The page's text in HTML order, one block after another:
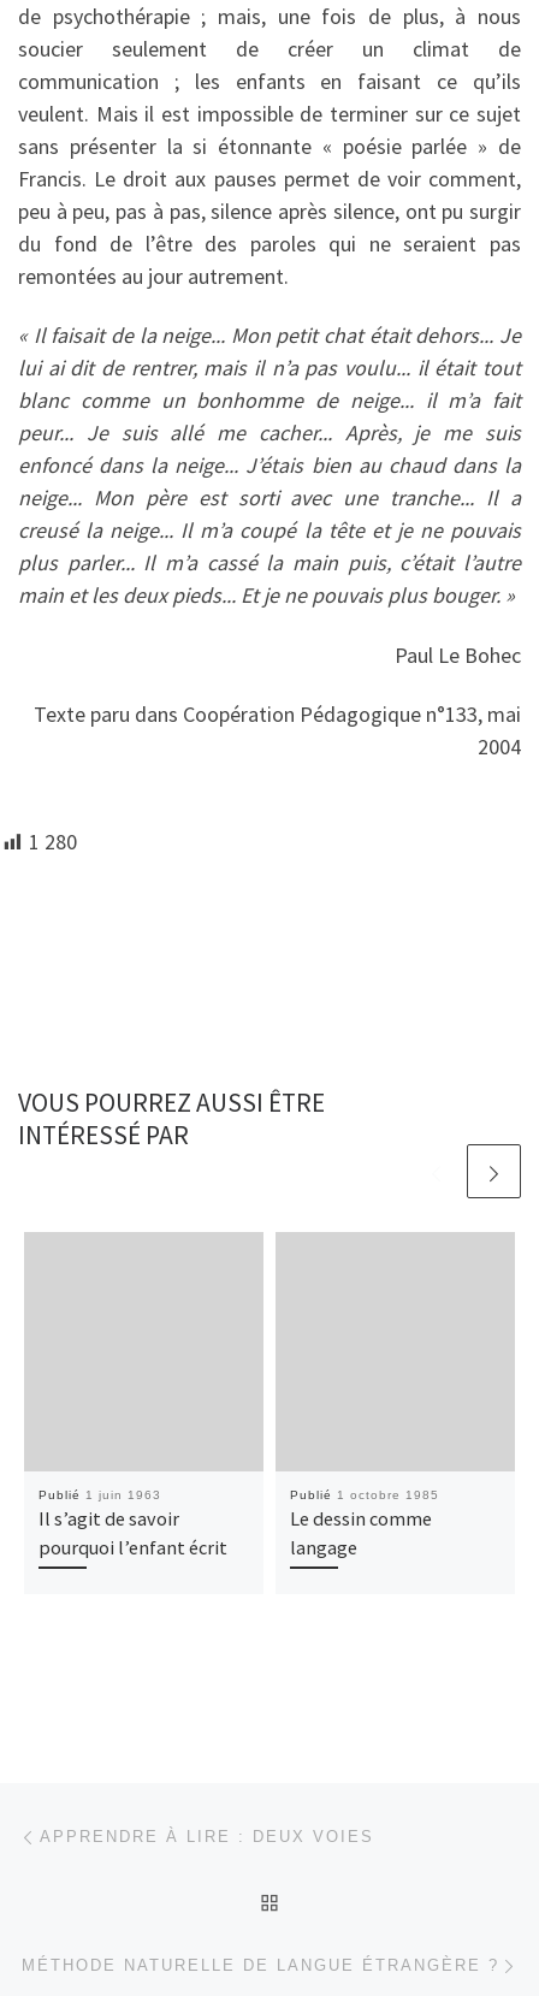
de psychothérapie ; mais, une fois de plus, à nous
soucier seulement de créer un climat de
communication ; les enfants en faisant ce qu’ils
veulent. Mais il est impossible de terminer sur ce sujet
sans présenter la si étonnante « poésie parlée » de
Francis. Le droit aux pauses permet de voir comment,
peu à peu, pas à pas, silence après silence, ont pu surgir
du fond de l’être des paroles qui ne seraient pas
remontées au jour autrement.
« Il faisait de la neige... Mon petit chat était dehors... Je
lui ai dit de rentrer, mais il n’a pas voulu... il était tout
blanc comme un bonhomme de neige... il m’a fait
peur... Je suis allé me cacher... Après, je me suis
enfoncé dans la neige... J’étais bien au chaud dans la
neige... Mon père est sorti avec une tranche... Il a
creusé la neige... Il m’a coupé la tête et je ne pouvais
plus parler... Il m’a cassé la main puis, c’était l’autre
main et les deux pieds... Et je ne pouvais plus bouger. »
Paul Le Bohec
Texte paru dans Coopération Pédagogique n°133, mai
2004
1 280
VOUS POURREZ AUSSI ÊTRE
INTÉRESSÉ PAR
Publié 1 juin 1963
Il s’agit de savoir
pourquoi l’enfant écrit
Publié 1 octobre 1985
Le dessin comme
langage
Parcourir les articles
APPRENDRE À LIRE : DEUX VOIES
MÉTHODE NATURELLE DE LANGUE ÉTRANGÈRE ?